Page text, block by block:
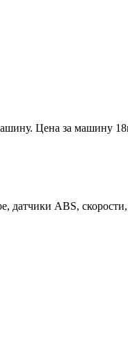
Цена за машину
датчики ABS,